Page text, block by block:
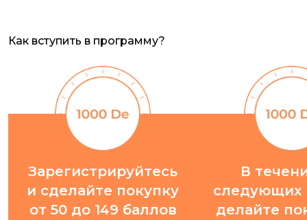
Как вступить в программу?
Зарегистрируйтесь
и сделайте покупку
от 50 до 149 баллов
В
следующих
делайте